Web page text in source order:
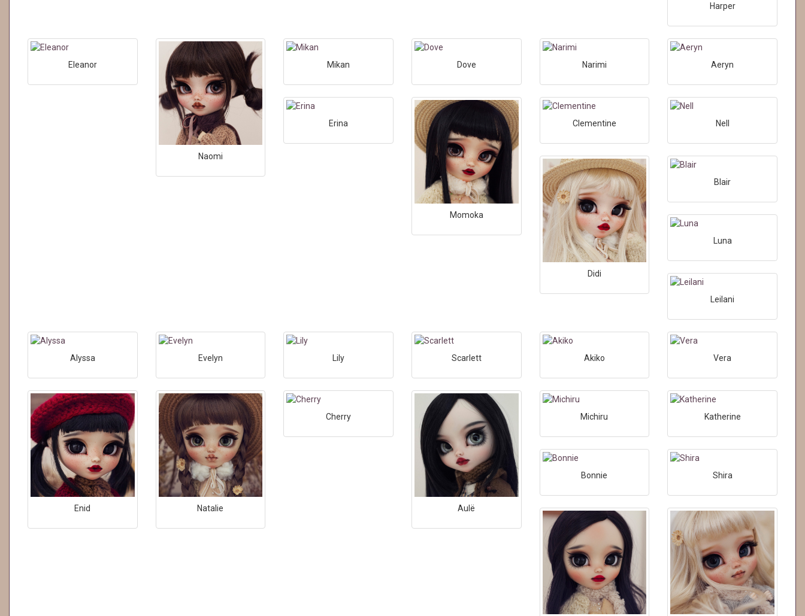
Harper
Eleanor
Naomi
Mikan Dove Narimi Aeryn
Erina
Momoka
Clementine Nell
Didi
Blair
Luna
Leilani
Alyssa Evelyn Lily Scarlett Akiko Vera
Enid Natalie
Cherry
Aulë
Michiru Katherine
Bonnie Shira